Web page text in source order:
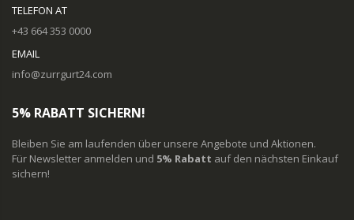
TELEFON AT
+43 664 353 0000
EMAIL
info@zurrgurt24.com
5% RABATT SICHERN!
Bleiben Sie am laufenden über unsere Angebote und Aktionen.
Für Newsletter anmelden und 5% Rabatt auf den nächsten Einkauf
sichern!